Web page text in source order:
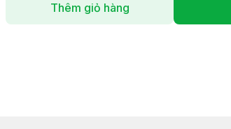
Thêm giỏ hàng